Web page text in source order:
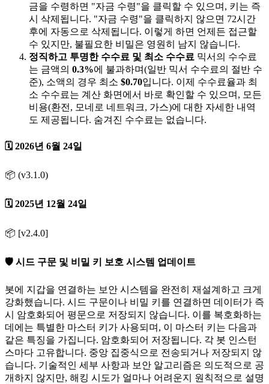
금을 수령하면 "자금 수령"을 클릭할 수 있으며, 키는 즉
시 삭제됩니다. "자금 수령"을 클릭하지 않으면 72시간
후에 자동으로 삭제됩니다. 이렇게 하면 언제든 접근할
수 있지만, 불필요한 비밀은 영원히 남지 않습니다.
정직하고 투명한 수수료 및 최소 수수료 믹서의 수수료
는 금액의 0.3%에 불과하며(일반 믹서 수수료의 절반 수
준), 소액의 경우 최소 $0.70입니다. 이제 수수료율과 최
소 수수료는 계산 화면에서 바로 확인할 수 있으며, 모든
비용(환전, 모네로 네트워크, 가스)에 대한 자세한 내역
도 제공됩니다. 숨겨진 수수료는 없습니다.
🗓️ 2026년 6월 24일
📦 (v3.1.0)
🗓️ 2025년 12월 24일
📦 [v2.4.0]
🛡️ 시드 구문 및 비밀 키 보호 시스템 업데이트
봇에 지갑을 연결하는 보안 시스템을 완전히 재설계하고 크게
강화했습니다. 시드 구문이나 비밀 키를 연결하면 데이터가 즉
시 암호화되어 평문으로 저장되지 않습니다. 이를 복호화하는
데에는 특별한 마스터 키가 사용되며, 이 마스터 키는 다음과
같은 특징을 가집니다. 암호화되어 저장됩니다. 각 봇 인스턴
스마다 고유합니다. 중앙 집중식으로 전송되거나 저장되지 않
습니다. 기술적인 세부 사항과 보안 알고리즘은 의도적으로 공
개하지 않지만, 해킹 시도가 얼마나 어려운지 원칙적으로 설명